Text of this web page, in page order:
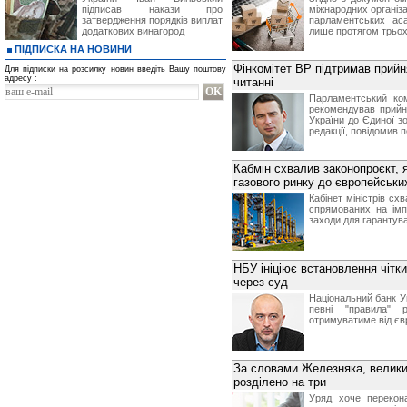
міжнародних
парламентських
лише протягом
Фінкомітет ВР підтримав
читанні
Парламентський
рекомендував
України до Єдиної
редакції,
Кабмін схвалив законопроєкт,
газового ринку до
Кабінет міністрів
спрямованих на
заходи для
НБУ ініціює встановлення
через суд
Національний банк
певні "правила"
отримуватиме від
За словами Железняка,
розділено на три
Уряд хоче
підписав накази про
затвердження порядків виплат
додаткових винагород
ПІДПИСКА НА НОВИНИ
Для підписки на розсилку новин введіть Вашу поштову
адресу :